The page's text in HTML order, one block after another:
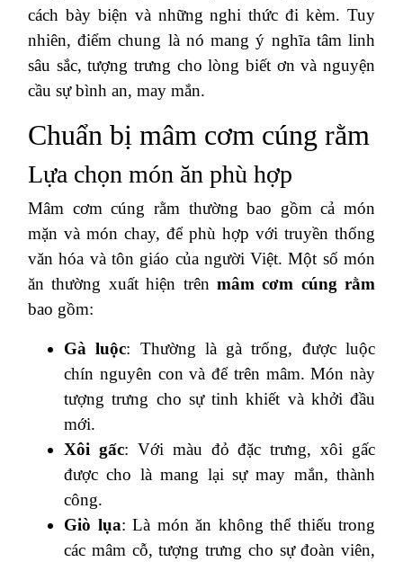
cách bày biện và những nghi thức đi kèm. Tuy
nhiên, điểm chung là nó mang ý nghĩa tâm linh
sâu sắc, tượng trưng cho lòng biết ơn và nguyện
cầu sự bình an, may mắn.
Chuẩn bị mâm cơm cúng rằm
Lựa chọn món ăn phù hợp
Mâm cơm cúng rằm thường bao gồm cả món
mặn và món chay, để phù hợp với truyền thống
văn hóa và tôn giáo của người Việt. Một số món
ăn thường xuất hiện trên mâm cơm cúng rằm
bao gồm:
Gà luộc: Thường là gà trống, được luộc
chín nguyên con và để trên mâm. Món này
tượng trưng cho sự tinh khiết và khởi đầu
mới.
Xôi gấc: Với màu đỏ đặc trưng, xôi gấc
được cho là mang lại sự may mắn, thành
công.
Giò lụa: Là món ăn không thể thiếu trong
các mâm cỗ, tượng trưng cho sự đoàn viên,